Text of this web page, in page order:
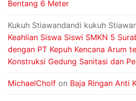
Bentang 6 Meter
Kukuh Stiawandandi kukuh
Keahlian Siswa Siswi SMKN 5
dengan PT Kepuh Kencana Arum
Konstruksi Gedung Sanitasi dan
MichaelCholf on Baja Ringan Anti